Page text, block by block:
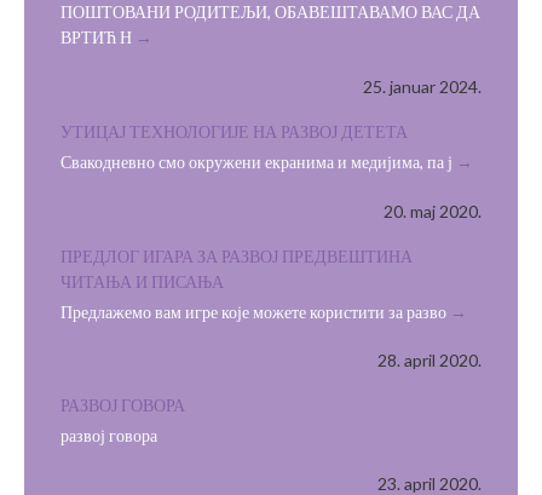
ПОШТОВАНИ РОДИТЕЉИ, ОБАВЕШТАВАМО ВАС ДА
ВРТИЋ Н
25. januar 2024.
УТИЦАЈ ТЕХНОЛОГИЈЕ НА РАЗВОЈ ДЕТЕТА
Свакодневно смо окружени екранима и медијима, па ј
20. maj 2020.
ПРЕДЛОГ ИГАРА ЗА РАЗВОЈ ПРЕДВЕШТИНА
ЧИТАЊА И ПИСАЊА
Предлажемо вам игре које можете користити за разво
28. april 2020.
РАЗВОЈ ГОВОРА
развој говора
23. april 2020.